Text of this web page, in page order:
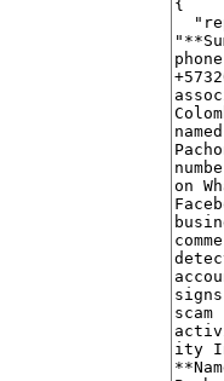
The WhatsApp account
is unusual for personal
The Facebook profile is